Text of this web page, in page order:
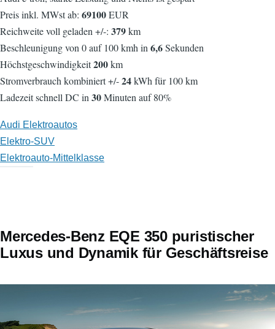
Preis inkl. MWst ab: 69100EUR
Reichweite voll geladen +/-: 379km
Beschleunigung von 0 auf 100 kmh in 6,6Sekunden
Höchstgeschwindigkeit200km
Stromverbrauch kombiniert +/-24kWh für 100 km
Ladezeit schnell DC in 30Minuten auf 80%
Audi Elektroautos
Elektro-SUV
Elektroauto-Mittelklasse
Mercedes-Benz EQE 350 puristischer
Luxus und Dynamik für Geschäftsreise